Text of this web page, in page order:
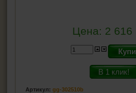
Цена: 2 616
В 1 клик!
Артикул: gg-302510b